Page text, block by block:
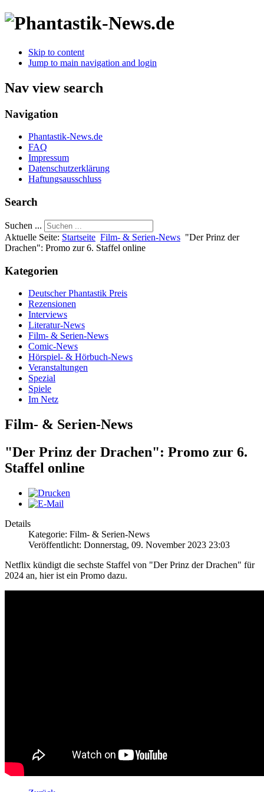
Skip to content
Jump to main navigation and login
Nav view search
Navigation
Phantastik-News.de
FAQ
Impressum
Datenschutzerklärung
Haftungsausschluss
Search
Suchen ...
Aktuelle Seite: Startseite Film- & Serien-News "Der Prinz der
Drachen": Promo zur 6. Staffel online
Kategorien
Deutscher Phantastik Preis
Rezensionen
Interviews
Literatur-News
Film- & Serien-News
Comic-News
Hörspiel- & Hörbuch-News
Veranstaltungen
Spezial
Spiele
Im Netz
Film- & Serien-News
"Der Prinz der Drachen": Promo zur 6.
Staffel online
Details
Kategorie: Film- & Serien-News
Veröffentlicht: Donnerstag, 09. November 2023 23:03
Netflix kündigt die sechste Staffel von "Der Prinz der Drachen" für
2024 an, hier ist ein Promo dazu.